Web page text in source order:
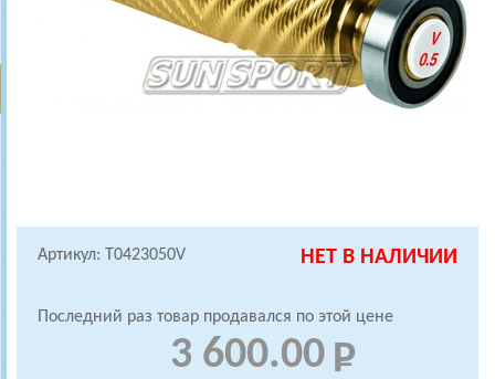
Артикул: T0423050V НЕТ В НАЛИЧИИ
Последний раз товар продавался по этой цене
3 600.00